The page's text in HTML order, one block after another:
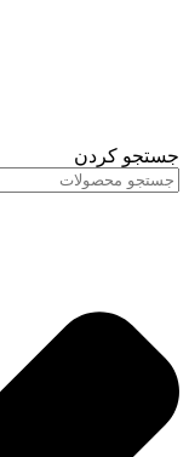
جستجو کردن